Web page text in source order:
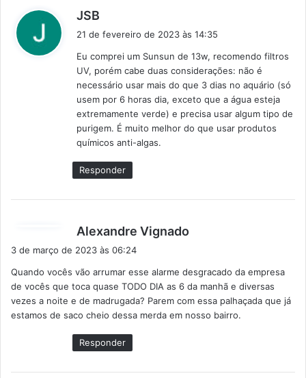
JSB
s
e
:
21 de fevereiro de 2023 às 14:35
Eu comprei um Sunsun de 13w, recomendo filtros
UV, porém cabe duas considerações: não é
necessário usar mais do que 3 dias no aquário (só
usem por 6 horas dia, exceto que a água esteja
extremamente verde) e precisa usar algum tipo de
purigem. É muito melhor do que usar produtos
químicos anti-algas.
Responder
Alexandre Vignado
s
e
:
3 de março de 2023 às 06:24
Quando vocês vão arrumar esse alarme desgracado da empresa
de vocês que toca quase TODO DIA as 6 da manhã e diversas
vezes a noite e de madrugada? Parem com essa palhaçada que já
estamos de saco cheio dessa merda em nosso bairro.
Responder